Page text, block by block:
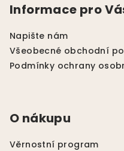
Informace pro
Napište nám
Všeobecné obchodní
Podmínky ochrany
O nákupu
Věrnostní program